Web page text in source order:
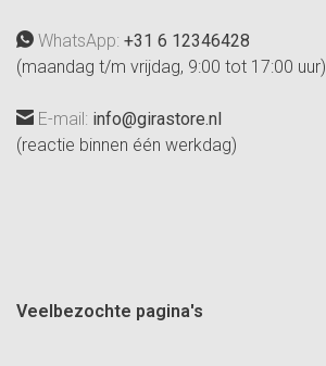
WhatsApp: +31 6 12346428
(maandag t/m vrijdag, 9:00 tot 17:00 uur)
E-mail: info@girastore.nl
(reactie binnen één werkdag)
Veelbezochte pagina's